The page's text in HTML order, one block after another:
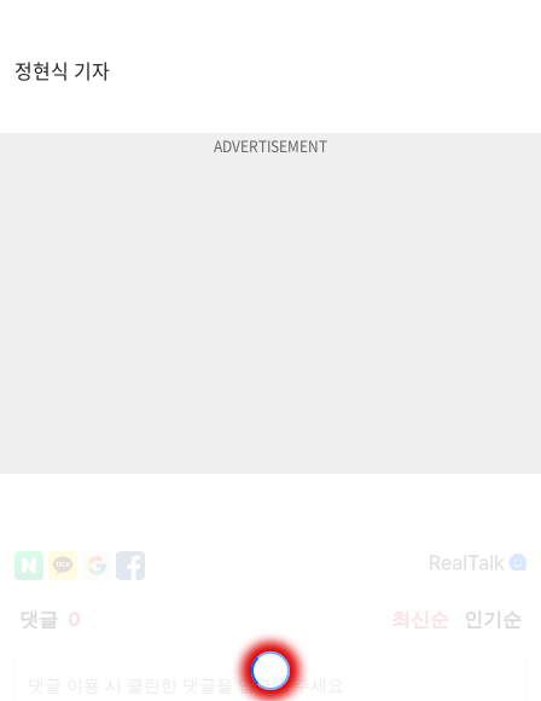
정현식 기자